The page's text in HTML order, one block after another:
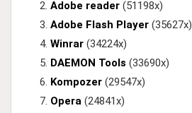
Adobe reader (51198x)
Adobe Flash Player (35627x)
Winrar (34224x)
DAEMON Tools (33690x)
Kompozer (29547x)
Opera (24841x)